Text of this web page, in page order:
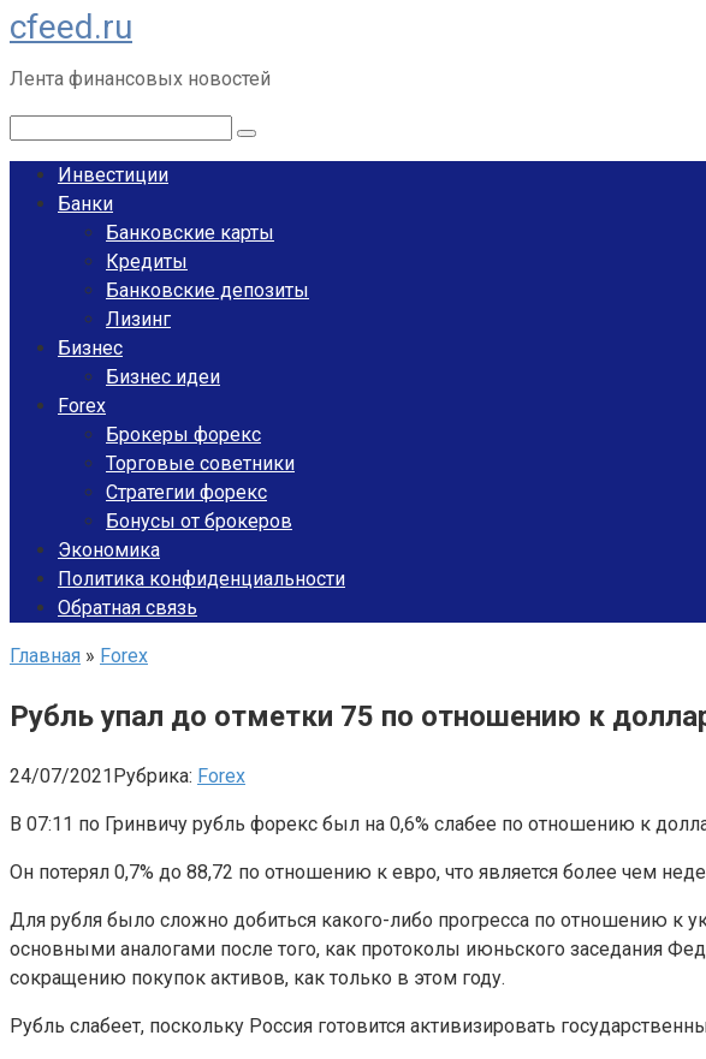
Перейти
к
контенту
cfeed.ru
Лента финансовых новостей
Инвестиции
Банки
Банковские карты
Кредиты
Банковские депозиты
Лизинг
Бизнес
Бизнес идеи
Forex
Брокеры форекс
Торговые советники
Стратегии форекс
Бонусы от брокеров
Экономика
Политика конфиденциальности
Обратная связь
Главная » Forex
Рубль упал до отметки 75 по отношению к
24/07/2021Рубрика: Forex
В 07:11 по Гринвичу рубль форекс был на 0,6% слабее по отношению к
Он потерял 0,7% до 88,72 по отношению к евро, что является более чем
Для рубля было сложно добиться какого-либо прогресса по отношению к
основными аналогами после того, как протоколы июньского заседания
сокращению покупок активов, как только в этом году.
Рубль слабеет, поскольку Россия готовится активизировать